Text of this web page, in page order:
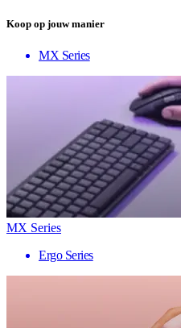
Koop op jouw manier
MX Series
MX Series
Ergo Series